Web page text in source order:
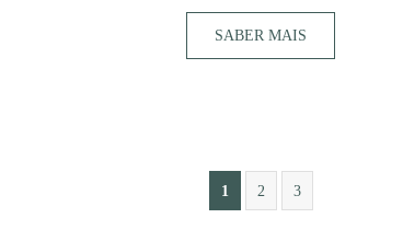
SABER MAIS
1 2 3